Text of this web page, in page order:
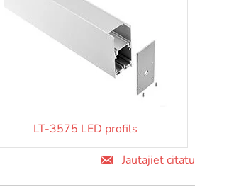
LT-3575 LED profils
Jautājiet citātu